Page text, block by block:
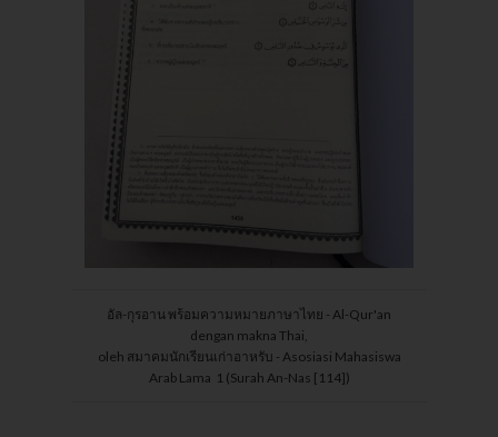
อัล-กุรอาน พร้อมความหมายภาษาไทย - Al-Qur'an
dengan makna Thai,
oleh สมาคมนักเรียนเก่าอาหรับ - Asosiasi Mahasiswa
Arab Lama 1 (Surah An-Nas [114])